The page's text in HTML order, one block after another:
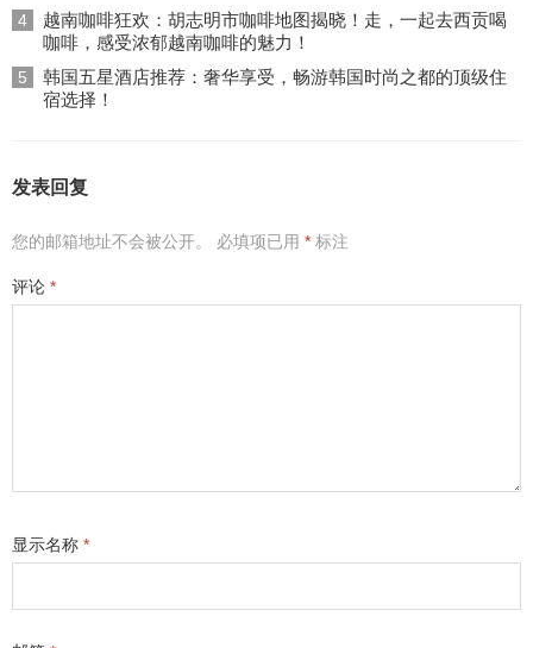
4
越南咖啡狂欢：胡志明市咖啡地图揭晓！走，一起去西贡喝
咖啡，感受浓郁越南咖啡的魅力！
5
韩国五星酒店推荐：奢华享受，畅游韩国时尚之都的顶级住
宿选择！
发表回复
您的邮箱地址不会被公开。 必填项已用 * 标注
评论 *
显示名称 *